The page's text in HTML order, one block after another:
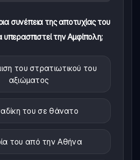
συνέπεια της αποτυχίας του
υπερασπιστεί την Αμφίπολη;
του στρατιωτικού του
αξιώματος
του σε θάνατο
του από την Αθήνα